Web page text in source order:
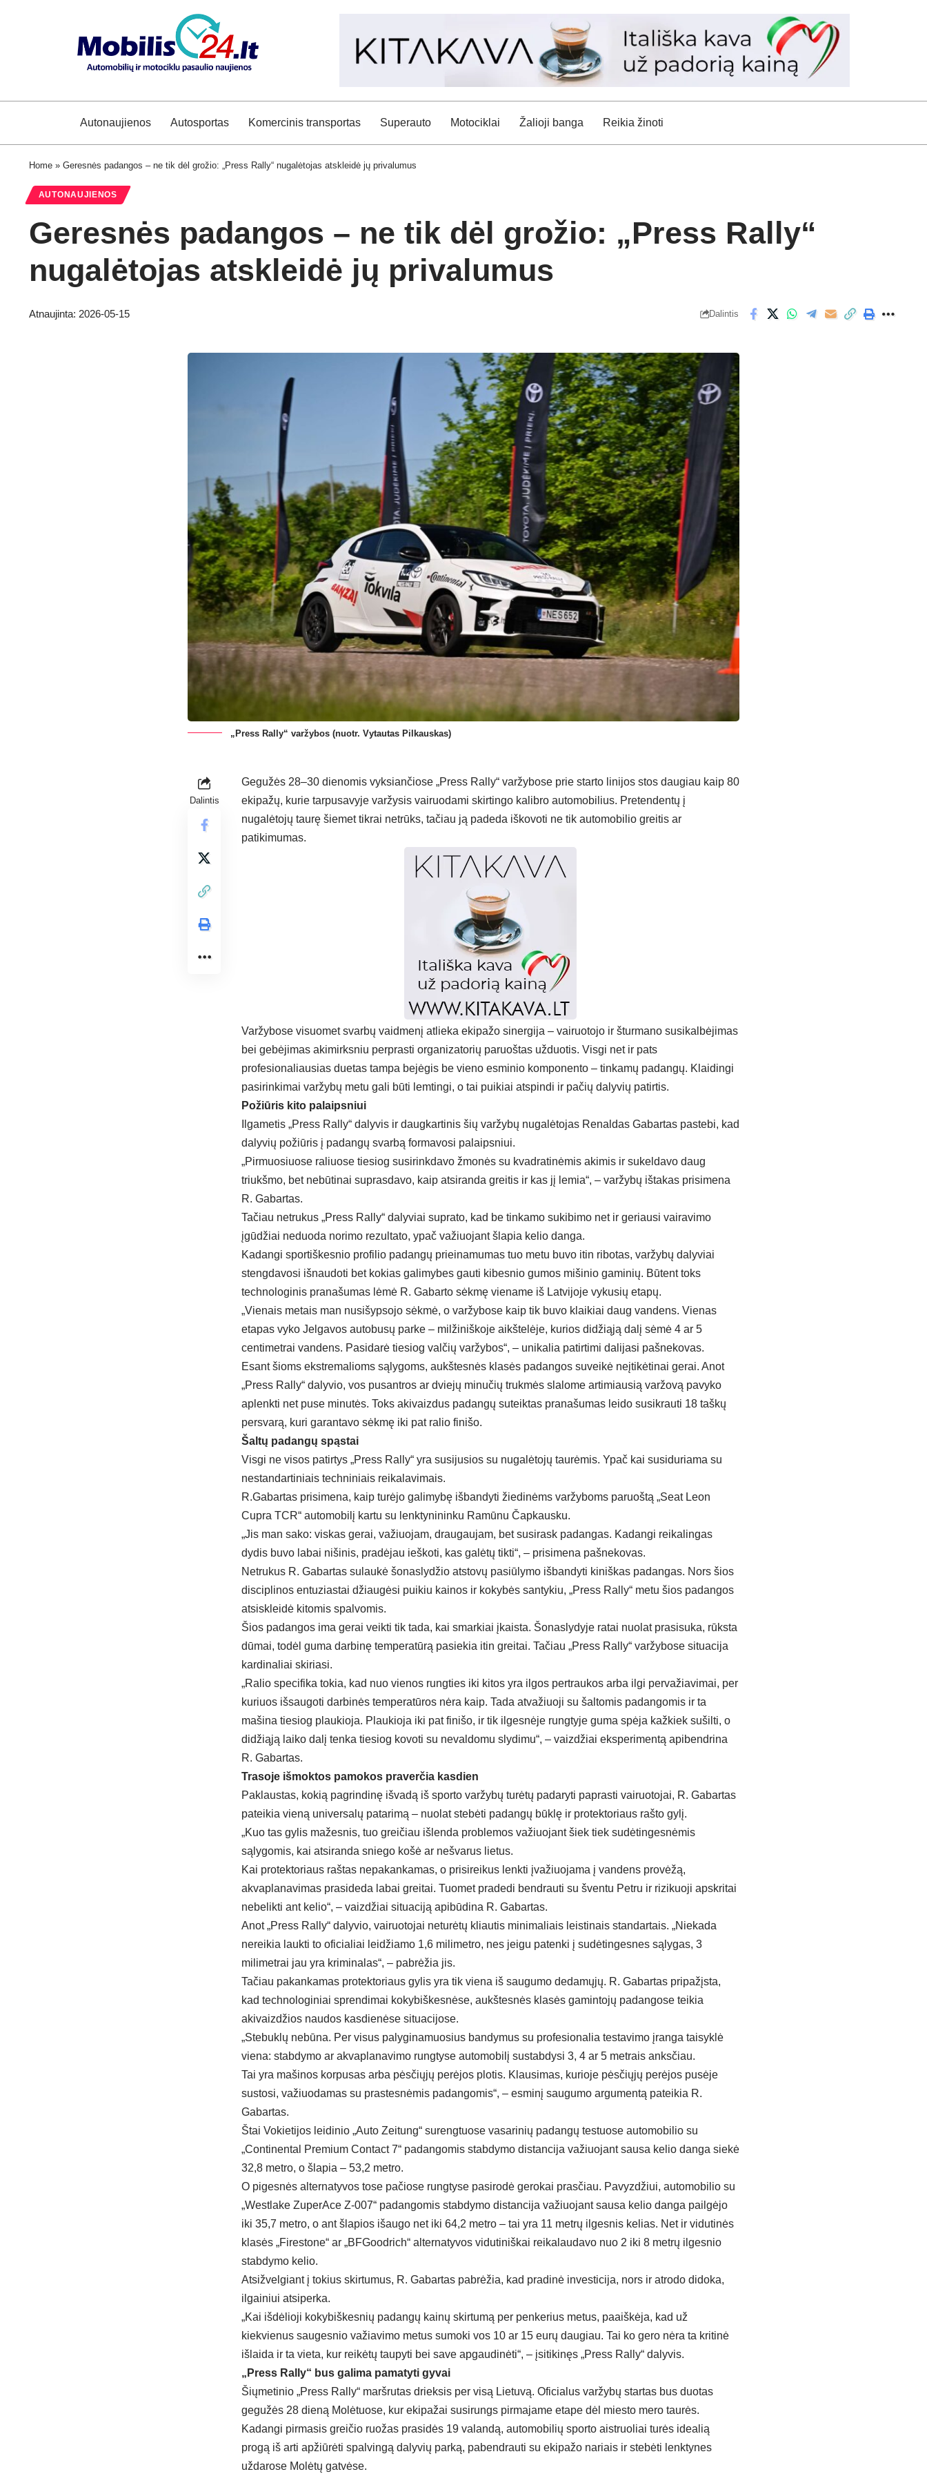
Autonaujienos Autosportas Komercinis transportas Superauto Motociklai Žalioji banga Reikia žinoti
Home » Geresnės padangos – ne tik dėl grožio: „Press Rally“ nugalėtojas atskleidė jų privalumus
AUTONAUJIENOS
Geresnės padangos – ne tik dėl grožio: „Press Rally“
nugalėtojas atskleidė jų privalumus
Atnaujinta: 2026-05-15 Dalintis
„Press Rally“ varžybos (nuotr. Vytautas Pilkauskas)
Dalintis
Gegužės 28–30 dienomis vyksiančiose „Press Rally“ varžybose prie starto linijos stos daugiau kaip 80
ekipažų, kurie tarpusavyje varžysis vairuodami skirtingo kalibro automobilius. Pretendentų į
nugalėtojų taurę šiemet tikrai netrūks, tačiau ją padeda iškovoti ne tik automobilio greitis ar
patikimumas.
Varžybose visuomet svarbų vaidmenį atlieka ekipažo sinergija – vairuotojo ir šturmano susikalbėjimas
bei gebėjimas akimirksniu perprasti organizatorių paruoštas užduotis. Visgi net ir pats
profesionaliausias duetas tampa bejėgis be vieno esminio komponento – tinkamų padangų. Klaidingi
pasirinkimai varžybų metu gali būti lemtingi, o tai puikiai atspindi ir pačių dalyvių patirtis.
Požiūris kito palaipsniui
Ilgametis „Press Rally“ dalyvis ir daugkartinis šių varžybų nugalėtojas Renaldas Gabartas pastebi, kad
dalyvių požiūris į padangų svarbą formavosi palaipsniui.
„Pirmuosiuose raliuose tiesiog susirinkdavo žmonės su kvadratinėmis akimis ir sukeldavo daug
triukšmo, bet nebūtinai suprasdavo, kaip atsiranda greitis ir kas jį lemia“, – varžybų ištakas prisimena
R. Gabartas.
Tačiau netrukus „Press Rally“ dalyviai suprato, kad be tinkamo sukibimo net ir geriausi vairavimo
įgūdžiai neduoda norimo rezultato, ypač važiuojant šlapia kelio danga.
Kadangi sportiškesnio profilio padangų prieinamumas tuo metu buvo itin ribotas, varžybų dalyviai
stengdavosi išnaudoti bet kokias galimybes gauti kibesnio gumos mišinio gaminių. Būtent toks
technologinis pranašumas lėmė R. Gabarto sėkmę viename iš Latvijoje vykusių etapų.
„Vienais metais man nusišypsojo sėkmė, o varžybose kaip tik buvo klaikiai daug vandens. Vienas
etapas vyko Jelgavos autobusų parke – milžiniškoje aikštelėje, kurios didžiąją dalį sėmė 4 ar 5
centimetrai vandens. Pasidarė tiesiog valčių varžybos“, – unikalia patirtimi dalijasi pašnekovas.
Esant šioms ekstremalioms sąlygoms, aukštesnės klasės padangos suveikė neįtikėtinai gerai. Anot
„Press Rally“ dalyvio, vos pusantros ar dviejų minučių trukmės slalome artimiausią varžovą pavyko
aplenkti net puse minutės. Toks akivaizdus padangų suteiktas pranašumas leido susikrauti 18 taškų
persvarą, kuri garantavo sėkmę iki pat ralio finišo.
Šaltų padangų spąstai
Visgi ne visos patirtys „Press Rally“ yra susijusios su nugalėtojų taurėmis. Ypač kai susiduriama su
nestandartiniais techniniais reikalavimais.
R.Gabartas prisimena, kaip turėjo galimybę išbandyti žiedinėms varžyboms paruoštą „Seat Leon
Cupra TCR“ automobilį kartu su lenktynininku Ramūnu Čapkausku.
„Jis man sako: viskas gerai, važiuojam, draugaujam, bet susirask padangas. Kadangi reikalingas
dydis buvo labai nišinis, pradėjau ieškoti, kas galėtų tikti“, – prisimena pašnekovas.
Netrukus R. Gabartas sulaukė šonaslydžio atstovų pasiūlymo išbandyti kiniškas padangas. Nors šios
disciplinos entuziastai džiaugėsi puikiu kainos ir kokybės santykiu, „Press Rally“ metu šios padangos
atsiskleidė kitomis spalvomis.
Šios padangos ima gerai veikti tik tada, kai smarkiai įkaista. Šonaslydyje ratai nuolat prasisuka, rūksta
dūmai, todėl guma darbinę temperatūrą pasiekia itin greitai. Tačiau „Press Rally“ varžybose situacija
kardinaliai skiriasi.
„Ralio specifika tokia, kad nuo vienos rungties iki kitos yra ilgos pertraukos arba ilgi pervažiavimai, per
kuriuos išsaugoti darbinės temperatūros nėra kaip. Tada atvažiuoji su šaltomis padangomis ir ta
mašina tiesiog plaukioja. Plaukioja iki pat finišo, ir tik ilgesnėje rungtyje guma spėja kažkiek sušilti, o
didžiąją laiko dalį tenka tiesiog kovoti su nevaldomu slydimu“, – vaizdžiai eksperimentą apibendrina
R. Gabartas.
Trasoje išmoktos pamokos praverčia kasdien
Paklaustas, kokią pagrindinę išvadą iš sporto varžybų turėtų padaryti paprasti vairuotojai, R. Gabartas
pateikia vieną universalų patarimą – nuolat stebėti padangų būklę ir protektoriaus rašto gylį.
„Kuo tas gylis mažesnis, tuo greičiau išlenda problemos važiuojant šiek tiek sudėtingesnėmis
sąlygomis, kai atsiranda sniego košė ar nešvarus lietus.
Kai protektoriaus raštas nepakankamas, o prisireikus lenkti įvažiuojama į vandens provėžą,
akvaplanavimas prasideda labai greitai. Tuomet pradedi bendrauti su šventu Petru ir rizikuoji apskritai
nebelikti ant kelio“, – vaizdžiai situaciją apibūdina R. Gabartas.
Anot „Press Rally“ dalyvio, vairuotojai neturėtų kliautis minimaliais leistinais standartais. „Niekada
nereikia laukti to oficialiai leidžiamo 1,6 milimetro, nes jeigu patenki į sudėtingesnes sąlygas, 3
milimetrai jau yra kriminalas“, – pabrėžia jis.
Tačiau pakankamas protektoriaus gylis yra tik viena iš saugumo dedamųjų. R. Gabartas pripažįsta,
kad technologiniai sprendimai kokybiškesnėse, aukštesnės klasės gamintojų padangose teikia
akivaizdžios naudos kasdienėse situacijose.
„Stebuklų nebūna. Per visus palyginamuosius bandymus su profesionalia testavimo įranga taisyklė
viena: stabdymo ar akvaplanavimo rungtyse automobilį sustabdysi 3, 4 ar 5 metrais anksčiau.
Tai yra mašinos korpusas arba pėsčiųjų perėjos plotis. Klausimas, kurioje pėsčiųjų perėjos pusėje
sustosi, važiuodamas su prastesnėmis padangomis“, – esminį saugumo argumentą pateikia R.
Gabartas.
Štai Vokietijos leidinio „Auto Zeitung“ surengtuose vasarinių padangų testuose automobilio su
„Continental Premium Contact 7“ padangomis stabdymo distancija važiuojant sausa kelio danga siekė
32,8 metro, o šlapia – 53,2 metro.
O pigesnės alternatyvos tose pačiose rungtyse pasirodė gerokai prasčiau. Pavyzdžiui, automobilio su
„Westlake ZuperAce Z-007“ padangomis stabdymo distancija važiuojant sausa kelio danga pailgėjo
iki 35,7 metro, o ant šlapios išaugo net iki 64,2 metro – tai yra 11 metrų ilgesnis kelias. Net ir vidutinės
klasės „Firestone“ ar „BFGoodrich“ alternatyvos vidutiniškai reikalaudavo nuo 2 iki 8 metrų ilgesnio
stabdymo kelio.
Atsižvelgiant į tokius skirtumus, R. Gabartas pabrėžia, kad pradinė investicija, nors ir atrodo didoka,
ilgainiui atsiperka.
„Kai išdėlioji kokybiškesnių padangų kainų skirtumą per penkerius metus, paaiškėja, kad už
kiekvienus saugesnio važiavimo metus sumoki vos 10 ar 15 eurų daugiau. Tai ko gero nėra ta kritinė
išlaida ir ta vieta, kur reikėtų taupyti bei save apgaudinėti“, – įsitikinęs „Press Rally“ dalyvis.
„Press Rally“ bus galima pamatyti gyvai
Šiųmetinio „Press Rally“ maršrutas drieksis per visą Lietuvą. Oficialus varžybų startas bus duotas
gegužės 28 dieną Molėtuose, kur ekipažai susirungs pirmajame etape dėl miesto mero taurės.
Kadangi pirmasis greičio ruožas prasidės 19 valandą, automobilių sporto aistruoliai turės idealią
progą iš arti apžiūrėti spalvingą dalyvių parką, pabendrauti su ekipažo nariais ir stebėti lenktynes
uždarose Molėtų gatvėse.